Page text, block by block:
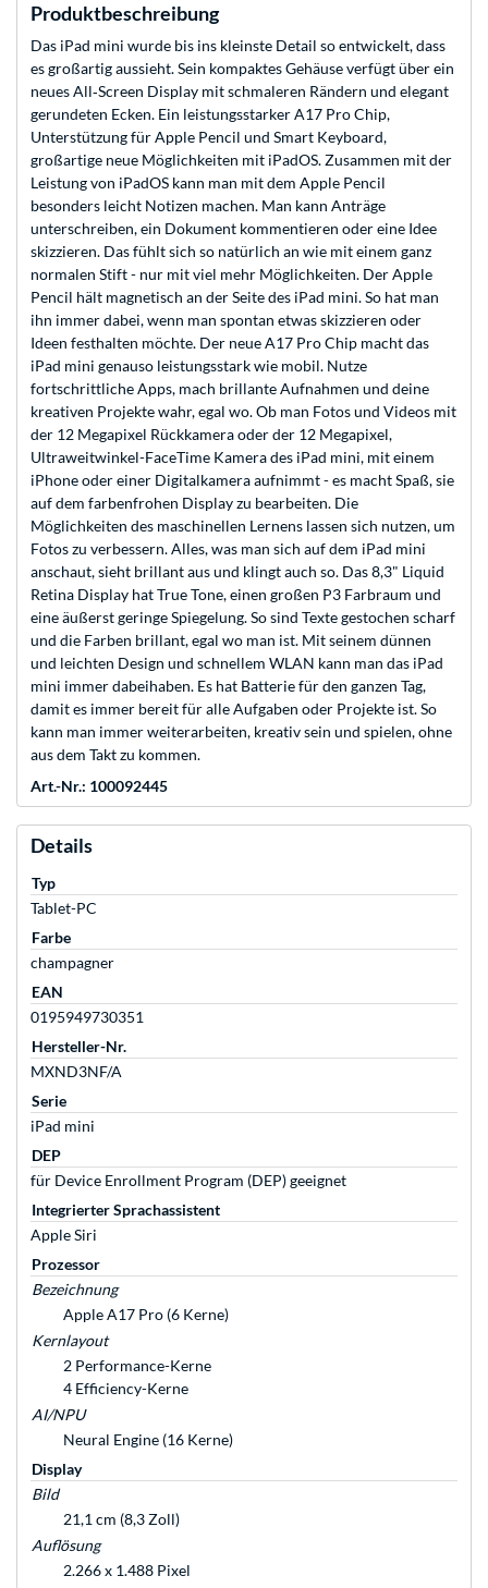
Produktbeschreibung
Das iPad mini wurde bis ins kleinste Detail so entwickelt, dass
es großartig aussieht. Sein kompaktes Gehäuse verfügt über ein
neues All‑Screen Display mit schmaleren Rändern und elegant
gerundeten Ecken. Ein leistungsstarker A17 Pro Chip,
Unterstützung für Apple Pencil und Smart Keyboard,
großartige neue Möglichkeiten mit iPadOS. Zusammen mit der
Leistung von iPadOS kann man mit dem Apple Pencil
besonders leicht Notizen machen. Man kann Anträge
unterschreiben, ein Dokument kommentieren oder eine Idee
skizzieren. Das fühlt sich so natürlich an wie mit einem ganz
normalen Stift - nur mit viel mehr Möglichkeiten. Der Apple
Pencil hält magnetisch an der Seite des iPad mini. So hat man
ihn immer dabei, wenn man spontan etwas skizzieren oder
Ideen festhalten möchte. Der neue A17 Pro Chip macht das
iPad mini genauso leistungs­stark wie mobil. Nutze
fortschrittliche Apps, mach brillante Aufnahmen und deine
kreativen Projekte wahr, egal wo. Ob man Fotos und Videos mit
der 12 Megapixel Rückkamera oder der 12 Megapixel,
Ultraweitwinkel-FaceTime Kamera des iPad mini, mit einem
iPhone oder einer Digitalkamera aufnimmt - es macht Spaß, sie
auf dem farbenfrohen Display zu bearbeiten. Die
Möglichkeiten des maschinellen Lernens lassen sich nutzen, um
Fotos zu verbessern. Alles, was man sich auf dem iPad mini
anschaut, sieht brillant aus und klingt auch so. Das 8,3" Liquid
Retina Display hat True Tone, einen großen P3 Farbraum und
eine äußerst geringe Spiegelung. So sind Texte gestochen scharf
und die Farben brillant, egal wo man ist. Mit seinem dünnen
und leichten Design und schnellem WLAN kann man das iPad
mini immer dabeihaben. Es hat Batterie für den ganzen Tag,
damit es immer bereit für alle Aufgaben oder Projekte ist. So
kann man immer weiterarbeiten, kreativ sein und spielen, ohne
aus dem Takt zu kommen.
Art.-Nr.: 100092445
Details
Typ
Tablet-PC
Farbe
champagner
EAN
0195949730351
Hersteller-Nr.
MXND3NF/A
Serie
iPad mini
DEP
für Device Enrollment Program (DEP) geeignet
Integrierter Sprachassistent
Apple Siri
Prozessor
Bezeichnung
Apple A17 Pro (6 Kerne)
Kernlayout
2 Performance-Kerne
4 Efficiency-Kerne
AI/NPU
Neural Engine (16 Kerne)
Display
Bild
21,1 cm (8,3 Zoll)
Auflösung
2.266 x 1.488 Pixel